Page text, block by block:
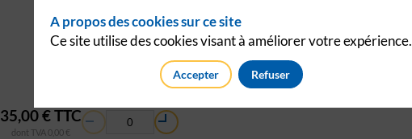
35,00 €TTC
dont TVA 0,00 €
A propos des cookies sur ce site
Ce site utilise des cookies visant à améliorer votre expérience.
Accepter Refuser